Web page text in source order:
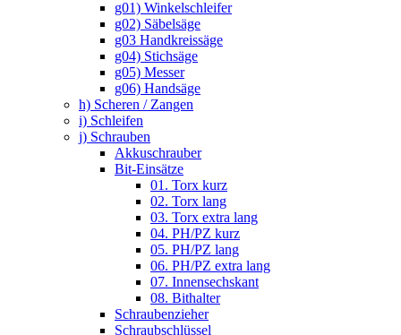
g01) Winkelschleifer
g02) Säbelsäge
g03 Handkreissäge
g04) Stichsäge
g05) Messer
g06) Handsäge
h) Scheren / Zangen
i) Schleifen
j) Schrauben
Akkuschrauber
Bit-Einsätze
01. Torx kurz
02. Torx lang
03. Torx extra lang
04. PH/PZ kurz
05. PH/PZ lang
06. PH/PZ extra lang
07. Innensechskant
08. Bithalter
Schraubenzieher
Schraubschlüssel